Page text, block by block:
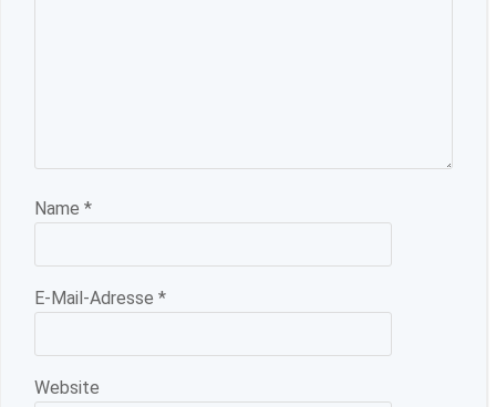
Name *
E-Mail-Adresse *
Website